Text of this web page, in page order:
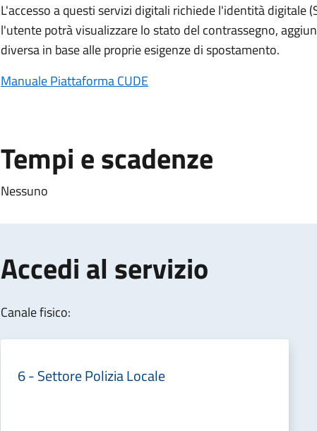
L'accesso a questi servizi digitali richiede l'identità digitale
l'utente potrà visualizzare lo stato del contrassegno,
diversa in base alle proprie esigenze di spostamento.
Manuale Piattaforma CUDE
Tempi e scadenze
Nessuno
Accedi al servizio
Canale fisico:
6 - Settore Polizia Locale